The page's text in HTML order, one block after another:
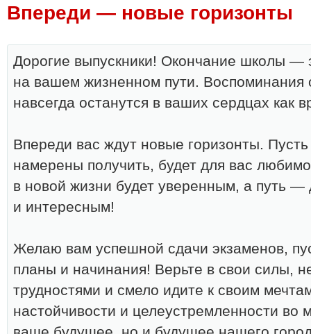
Впереди — новые горизонты
Дорогие выпускники! Окончание школы —
на вашем жизненном пути. Воспоминания
навсегда останутся в ваших сердцах как
Впереди вас ждут новые горизонты.
намерены получить, будет для вас
в новой жизни будет уверенным, а путь —
и интересным!
Желаю вам успешной сдачи экзаменов,
планы и начинания! Верьте в свои силы,
трудностями и смело идите к своим
настойчивости и целеустремленности во